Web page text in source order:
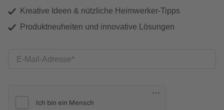
Kreative Ideen & nützliche Heimwerker-Tipps
Produktneuheiten und innovative Lösungen
E-Mail-Adresse